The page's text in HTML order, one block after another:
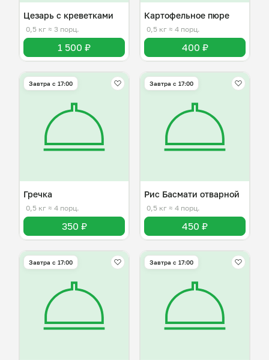
Цезарь с креветками
0,5 кг ≈ 3 порц.
1 500 ₽
Картофельное пюре
0,5 кг ≈ 4 порц.
400 ₽
Завтра c 17:00
Гречка
0,5 кг ≈ 4 порц.
350 ₽
Завтра c 17:00
Рис Басмати отварной
0,5 кг ≈ 4 порц.
450 ₽
Завтра c 17:00 Завтра c 17:00